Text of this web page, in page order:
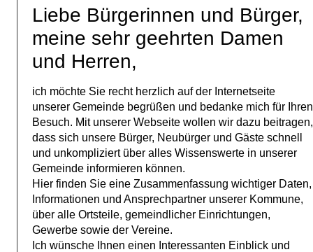
Liebe Bürgerinnen und Bürger,
meine sehr geehrten Damen
und Herren,
ich möchte Sie recht herzlich auf der Internetseite
unserer Gemeinde begrüßen und bedanke mich für Ihren
Besuch. Mit unserer Webseite wollen wir dazu beitragen,
dass sich unsere Bürger, Neubürger und Gäste schnell
und unkompliziert über alles Wissenswerte in unserer
Gemeinde informieren können.
Hier finden Sie eine Zusammenfassung wichtiger Daten,
Informationen und Ansprechpartner unserer Kommune,
über alle Ortsteile, gemeindlicher Einrichtungen,
Gewerbe sowie der Vereine.
Ich wünsche Ihnen einen Interessanten Einblick und